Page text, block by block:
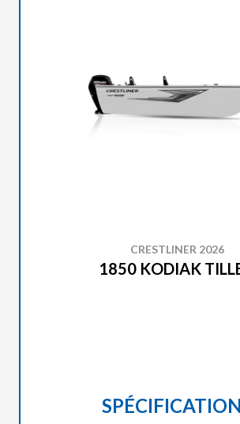
CRESTLINER 2026
1850 KODIAK